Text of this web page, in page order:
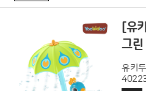
[유
그
유키